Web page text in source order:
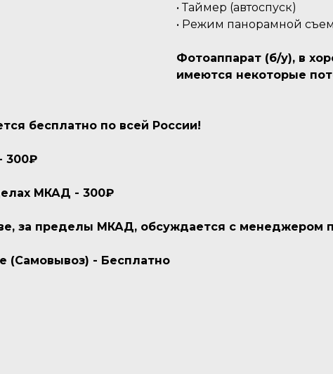
• Таймер (автоспуск)
• Режим панорамной
Фотоаппарат (б/у), в
имеются некоторые
бесплатно по всей России!
300₽
МКАД - 300₽
за пределы МКАД, обсуждается с менеджером
(Самовывоз) - Бесплатно